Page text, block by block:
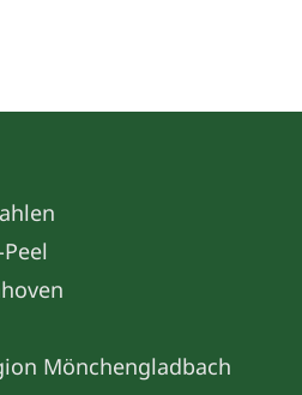
Mönchengladbach